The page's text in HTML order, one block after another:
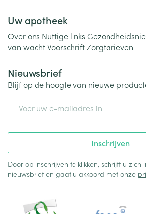
Uw apotheek
Over ons Nuttige links
van wachtVoorschriftZorgtarieven
Nieuwsbrief
Blijf op de hoogte van nieuwe
Inschrijven
Door op inschrijven te klikken, schrijft u zich
nieuwsbrief en gaat u akkoord met onze